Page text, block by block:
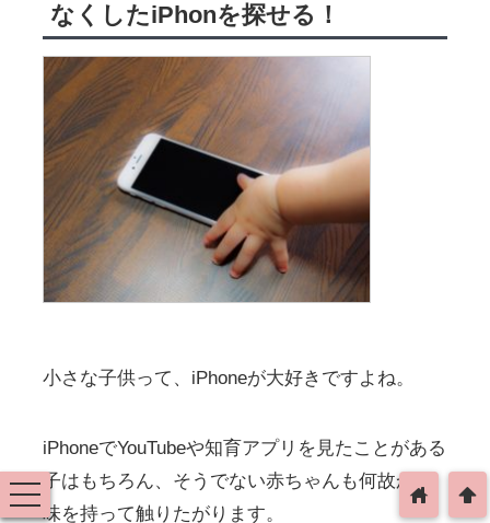
なくしたiPhonを探せる！
小さな子供って、iPhoneが大好きですよね。
iPhoneでYouTubeや知育アプリを見たことがある
子はもちろん、そうでない赤ちゃんも何故か興
味を持って触りたがります。
toggle
navigation
arrowup
home